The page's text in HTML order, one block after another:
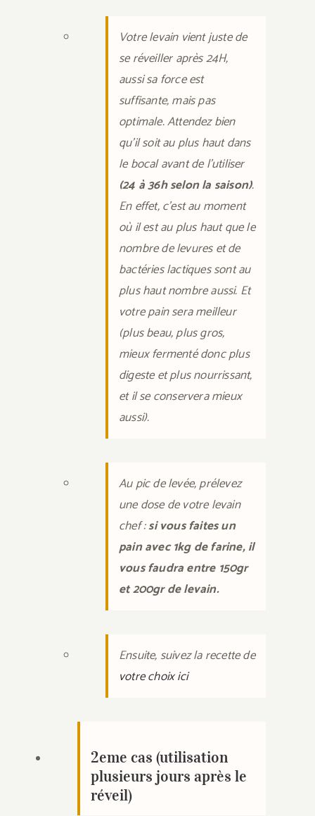
Votre levain vient juste de
se réveiller après 24H,
aussi sa force est
suffisante, mais pas
optimale. Attendez bien
qu’il soit au plus haut dans
le bocal avant de l’utiliser
(24 à 36h selon la saison).
En effet, c’est au moment
où il est au plus haut que le
nombre de levures et de
bactéries lactiques sont au
plus haut nombre aussi. Et
votre pain sera meilleur
(plus beau, plus gros,
mieux fermenté donc plus
digeste et plus nourrissant,
et il se conservera mieux
aussi).
Au pic de levée, prélevez
une dose de votre levain
chef :si vous faites un
pain avec 1kg de farine, il
vous faudra entre 150gr
et 200gr de levain.
Ensuite, suivez la recette de
votre choix ici
2eme cas (utilisation
plusieurs jours après le
réveil)